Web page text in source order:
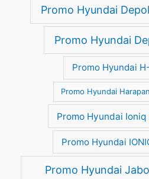
Promo Hyundai
Promo Hyundai
Promo Hyundai
Promo Hyundai
Promo Hyundai Ioniq
Promo Hyundai
Promo Hyundai